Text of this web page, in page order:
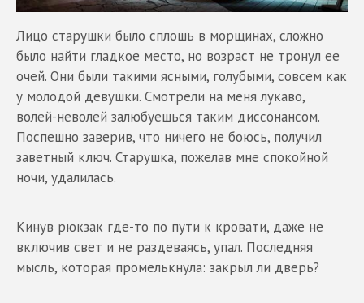
Лицо старушки было сплошь в морщинах, сложно
было найти гладкое место, но возраст не тронул ее
очей. Они были такими ясными, голубыми, совсем как
у молодой девушки. Смотрели на меня лукаво,
волей-неволей залюбуешься таким диссонансом.
Поспешно заверив, что ничего не боюсь, получил
заветный ключ. Старушка, пожелав мне спокойной
ночи, удалилась.
Кинув рюкзак где-то по пути к кровати, даже не
включив свет и не раздеваясь, упал. Последняя
мысль, которая промелькнула: закрыл ли дверь?